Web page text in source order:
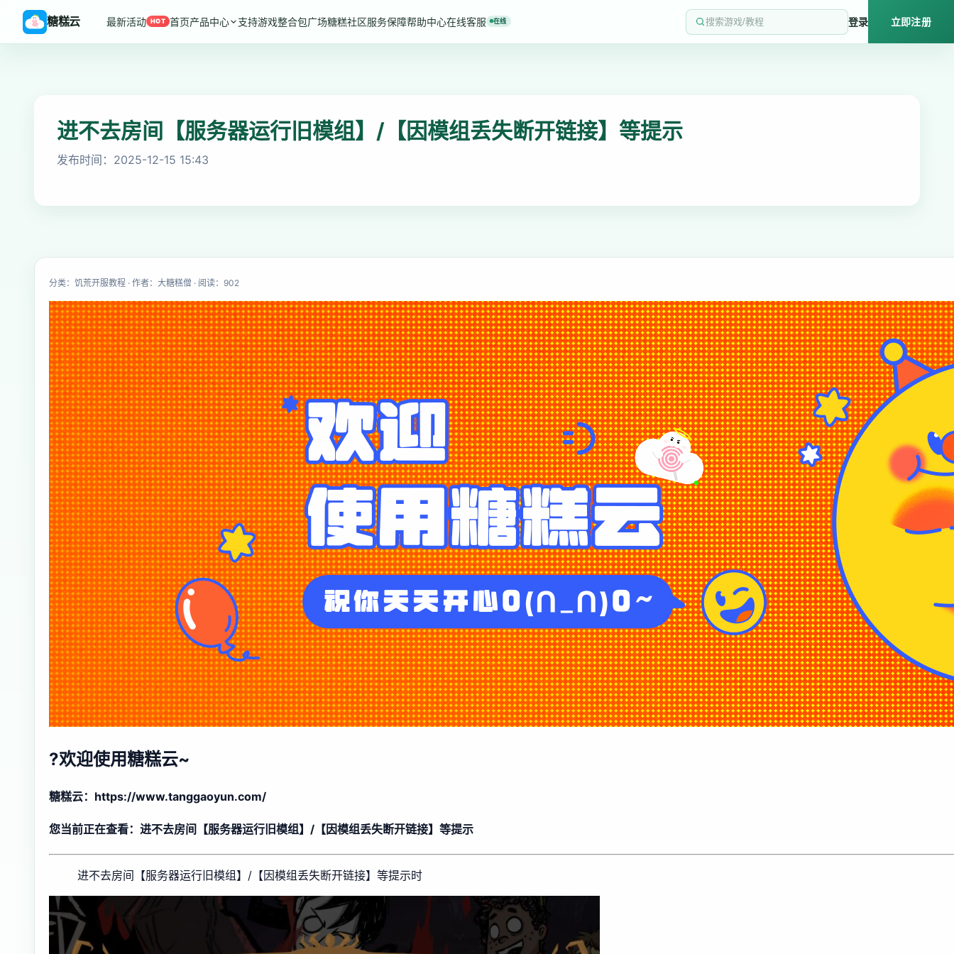
糖糕云 最新活动 HOT 首页产品中心 支持游戏整合包广场糖糕社区服务保障帮助中心在线客服 在线 搜索游戏/教程 登录 立即注册
进不去房间【服务器运行旧模组】/【因模组丢失断开链接】等提示
发布时间：2025-12-15 15:43
分类：饥荒开服教程 · 作者：大糖糕僧 · 阅读：902
?欢迎使用糖糕云~
糖糕云：https://www.tanggaoyun.com/
您当前正在查看：进不去房间【服务器运行旧模组】/【因模组丢失断开链接】等提示
进不去房间【服务器运行旧模组】/【因模组丢失断开链接】等提示时